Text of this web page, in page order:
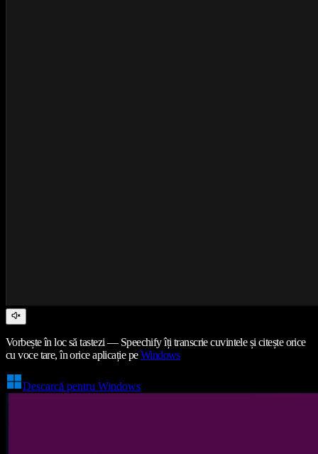
Vorbește în loc să tastezi — Speechify îți transcrie cuvintele și citește orice
cu voce tare, în orice aplicație peWindows
Descarcă pentru Windows